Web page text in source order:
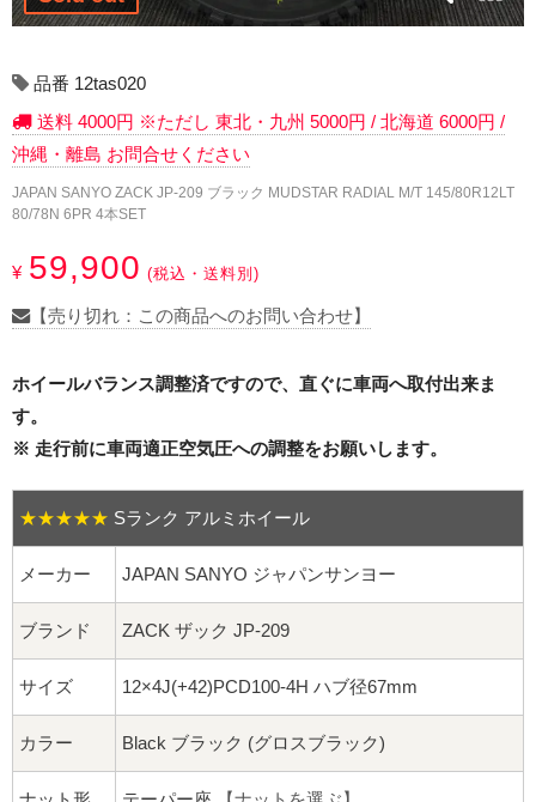
13インチ：夏タイヤホイール
14インチ：夏タイヤホイール
15インチ：夏タイヤホイール
17インチ：夏タイヤホイール
18インチ：夏タイヤホイール
19インチ：夏タイヤホイール
20インチ：夏タイヤホイール
ホイールナット
平面座ナット
ロング平面ナット
品番 12tas020
送料 4000円 ※ただし 東北・九州 5000円 / 北海道 6000円 /
沖縄・離島 お問合せください
JAPAN SANYO ZACK JP-209 ブラック MUDSTAR RADIAL M/T 145/80R12LT
80/78N 6PR 4本SET
¥ 59,900 (税込・送料別)
【売り切れ：この商品へのお問い合わせ】
ホイールバランス調整済ですので、直ぐに車両へ取付出来ま
す。
※ 走行前に車両適正空気圧への調整をお願いします。
★★★★★ Sランク アルミホイール
メーカー JAPAN SANYO ジャパンサンヨー
ブランド ZACK ザック JP-209
サイズ 12×4J(+42)PCD100-4H ハブ径67mm
カラー Black ブラック (グロスブラック)